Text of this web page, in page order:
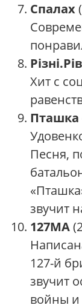
Спалах
Хит с
Пташка
Песня,
звучит
127МА
127-й
звучит
войны и